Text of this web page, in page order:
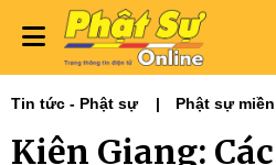
Tin tức - Phật sự Phật sự
Kiên Giang: